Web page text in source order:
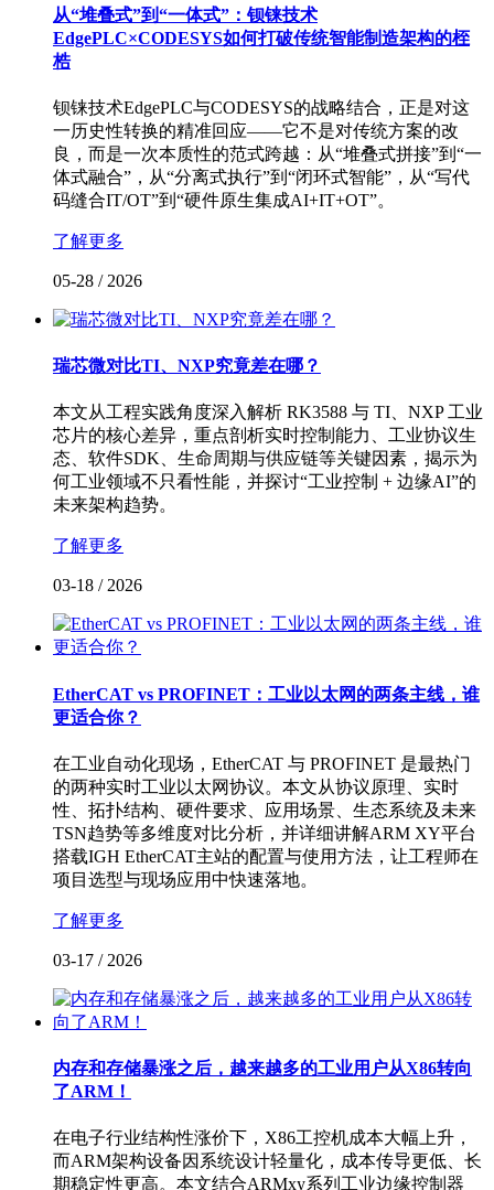
从“堆叠式”到“一体式”：钡铼技术
EdgePLC×CODESYS如何打破传统智能制造架构的桎
梏
钡铼技术EdgePLC与CODESYS的战略结合，正是对这
一历史性转换的精准回应——它不是对传统方案的改
良，而是一次本质性的范式跨越：从“堆叠式拼接”到“一
体式融合”，从“分离式执行”到“闭环式智能”，从“写代
码缝合IT/OT”到“硬件原生集成AI+IT+OT”。
了解更多
05-28 / 2026
瑞芯微对比TI、NXP究竟差在哪？
本文从工程实践角度深入解析 RK3588 与 TI、NXP 工业
芯片的核心差异，重点剖析实时控制能力、工业协议生
态、软件SDK、生命周期与供应链等关键因素，揭示为
何工业领域不只看性能，并探讨“工业控制 + 边缘AI”的
未来架构趋势。
了解更多
03-18 / 2026
EtherCAT vs PROFINET：工业以太网的两条主线，谁
更适合你？
在工业自动化现场，EtherCAT 与 PROFINET 是最热门
的两种实时工业以太网协议。本文从协议原理、实时
性、拓扑结构、硬件要求、应用场景、生态系统及未来
TSN趋势等多维度对比分析，并详细讲解ARM XY平台
搭载IGH EtherCAT主站的配置与使用方法，让工程师在
项目选型与现场应用中快速落地。
了解更多
03-17 / 2026
内存和存储暴涨之后，越来越多的工业用户从X86转向
了ARM！
在电子行业结构性涨价下，X86工控机成本大幅上升，
而ARM架构设备因系统设计轻量化，成本传导更低、长
期稳定性更高。本文结合ARMxy系列工业边缘控制器